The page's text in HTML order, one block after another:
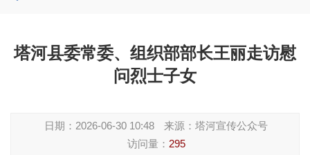
塔河县委常委、组织部部长王丽走访慰
问烈士子女
日期： 2026-06-30 10:48 来源：塔河宣传公众号
访问量： 295